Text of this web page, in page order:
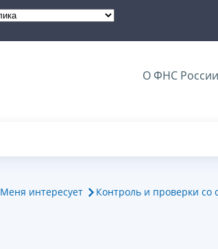
О ФНС России
Меня интересует Контроль и проверки со